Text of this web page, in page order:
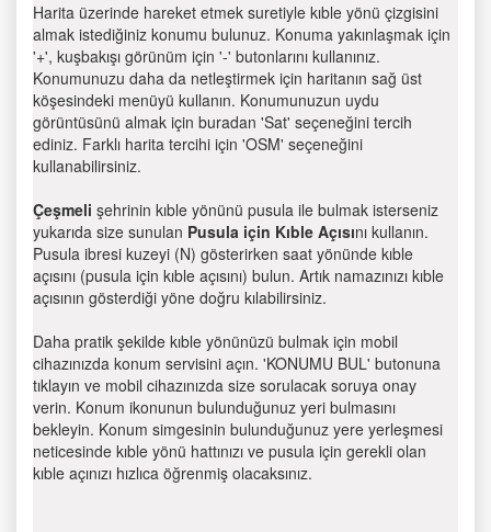
Harita üzerinde hareket etmek suretiyle kıble yönü çizgisini
almak istediğiniz konumu bulunuz. Konuma yakınlaşmak için
'+', kuşbakışı görünüm için '-' butonlarını kullanınız.
Konumunuzu daha da netleştirmek için haritanın sağ üst
köşesindeki menüyü kullanın. Konumunuzun uydu
görüntüsünü almak için buradan 'Sat' seçeneğini tercih
ediniz. Farklı harita tercihi için 'OSM' seçeneğini
kullanabilirsiniz.
Çeşmeli şehrinin kıble yönünü pusula ile bulmak isterseniz
yukarıda size sunulan Pusula için Kıble Açısını kullanın.
Pusula ibresi kuzeyi (N) gösterirken saat yönünde kıble
açısını (pusula için kıble açısını) bulun. Artık namazınızı kıble
açısının gösterdiği yöne doğru kılabilirsiniz.
Daha pratik şekilde kıble yönünüzü bulmak için mobil
cihazınızda konum servisini açın. 'KONUMU BUL' butonuna
tıklayın ve mobil cihazınızda size sorulacak soruya onay
verin. Konum ikonunun bulunduğunuz yeri bulmasını
bekleyin. Konum simgesinin bulunduğunuz yere yerleşmesi
neticesinde kıble yönü hattınızı ve pusula için gerekli olan
kıble açınızı hızlıca öğrenmiş olacaksınız.